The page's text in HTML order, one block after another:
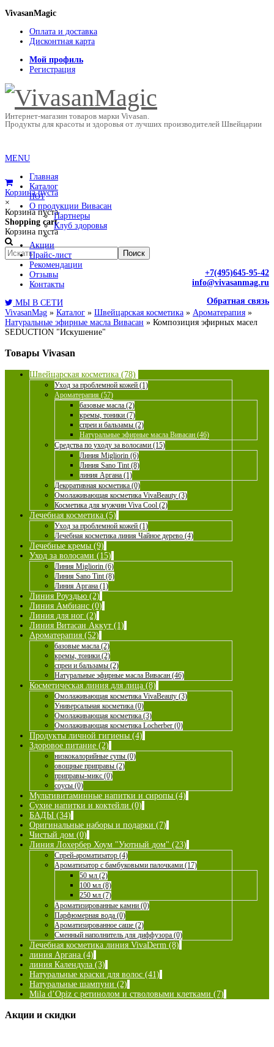
VivasanMagic
Оплата и доставка
Дисконтная карта
Мой профиль
Регистрация
Интернет-магазин товаров марки Vivasan.
Продукты для красоты и здоровья от лучших производителей Швейцарии
Корзина пуста
×
Корзина пуста
Shopping cart
Корзина пуста
+7(495)645-95-42
info@vivasanmag.ru
Обратная связь
MENU
Главная
Каталог
HOT
О продукции Вивасан
Партнеры
Клуб здоровья
Акции
Прайс-лист
Рекомендации
Отзывы
Контакты
МЫ В СЕТИ
VivasanMag » Каталог » Швейцарская косметика » Ароматерапия »
Натуральные эфирные масла Вивасан » Композиция эфирных масел
SEDUCTION "Искушение"
Товары Vivasan
Швейцарская косметика (78)
Уход за проблемной кожей (1)
Ароматерапия (57)
базовые масла (2)
кремы, тоники (7)
спреи и бальзамы (2)
Натуральные эфирные масла Вивасан (46)
Средства по уходу за волосами (15)
Линия Migliorin (6)
Линия Sano Tint (8)
линия Аргана (1)
Декоративная косметика (0)
Омолаживающая косметика VivaBeauty (3)
Косметика для мужчин Viva Cool (2)
Лечебная косметика (5)
Уход за проблемной кожей (1)
Лечебная косметика линия Чайное дерево (4)
Лечебные кремы (9)
Уход за волосами (15)
Линия Migliorin (6)
Линия Sano Tint (8)
Линия Аргана (1)
Линия Роуздью (2)
Линия Амбианс (0)
Линия для ног (2)
Линия Витасан Аккут (1)
Ароматерапия (52)
базовые масла (2)
кремы, тоники (2)
спреи и бальзамы (2)
Натуральные эфирные масла Вивасан (46)
Косметическая линия для лица (8)
Омолаживающая косметика VivaBeauty (3)
Универсальная косметика (0)
Омолаживающая косметика (3)
Омолаживающая косметика Locherber (0)
Продукты личной гигиены (4)
Здоровое питание (2)
низкокалорийные супы (0)
овощные приправы (2)
приправы-микс (0)
соусы (0)
Мультивитаминные напитки и сиропы (4)
Сухие напитки и коктейли (0)
БАДЫ (34)
Оригинальные наборы и подарки (7)
Чистый дом (0)
Линия Лохербер Хоум "Уютный дом" (23)
Спрей-ароматизатор (4)
Ароматизатор с бамбуковыми палочками (17)
50 мл (2)
100 мл (8)
250 мл (7)
Ароматизированные камни (0)
Парфюмерная вода (0)
Ароматизированное саше (2)
Сменный наполнитель для диффузора (0)
Лечебная косметика линия VivaDerm (8)
линия Аргана (4)
линия Календула (3)
Натуральные краски для волос (41)
Натуральные шампуни (2)
Mila d’Opiz с ретинолом и стволовыми клетками (7)
Акции и скидки